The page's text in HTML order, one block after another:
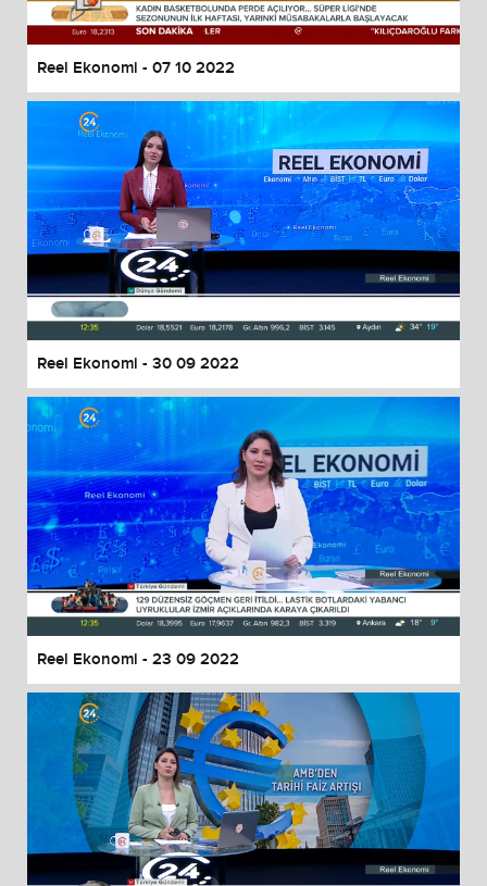
Reel Ekonomi - 07 10 2022
Reel Ekonomi - 30 09 2022
Reel Ekonomi - 23 09 2022